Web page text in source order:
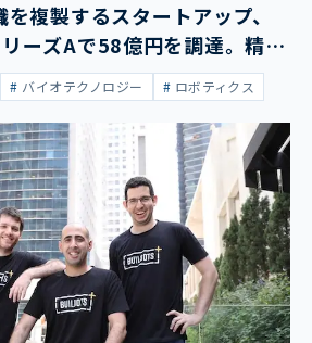
複製するスタートアップ、
ーズAで58億円を調達。精度
への貢献目指す
バイオテクノロジー ロボティクス